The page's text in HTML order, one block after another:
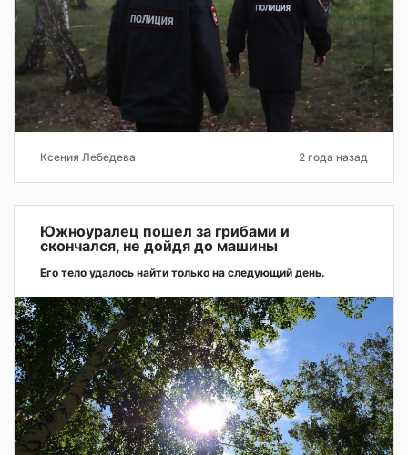
Ксения Лебедева 2 года назад
Южноуралец пошел за грибами и
скончался, не дойдя до машины
Его тело удалось найти только на следующий день.